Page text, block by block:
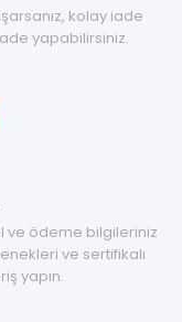
kolay iade
yapabilirsiniz.
ve ödeme bilgileriniz
ve sertifikalı
yapın.